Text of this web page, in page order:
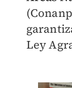
Ley